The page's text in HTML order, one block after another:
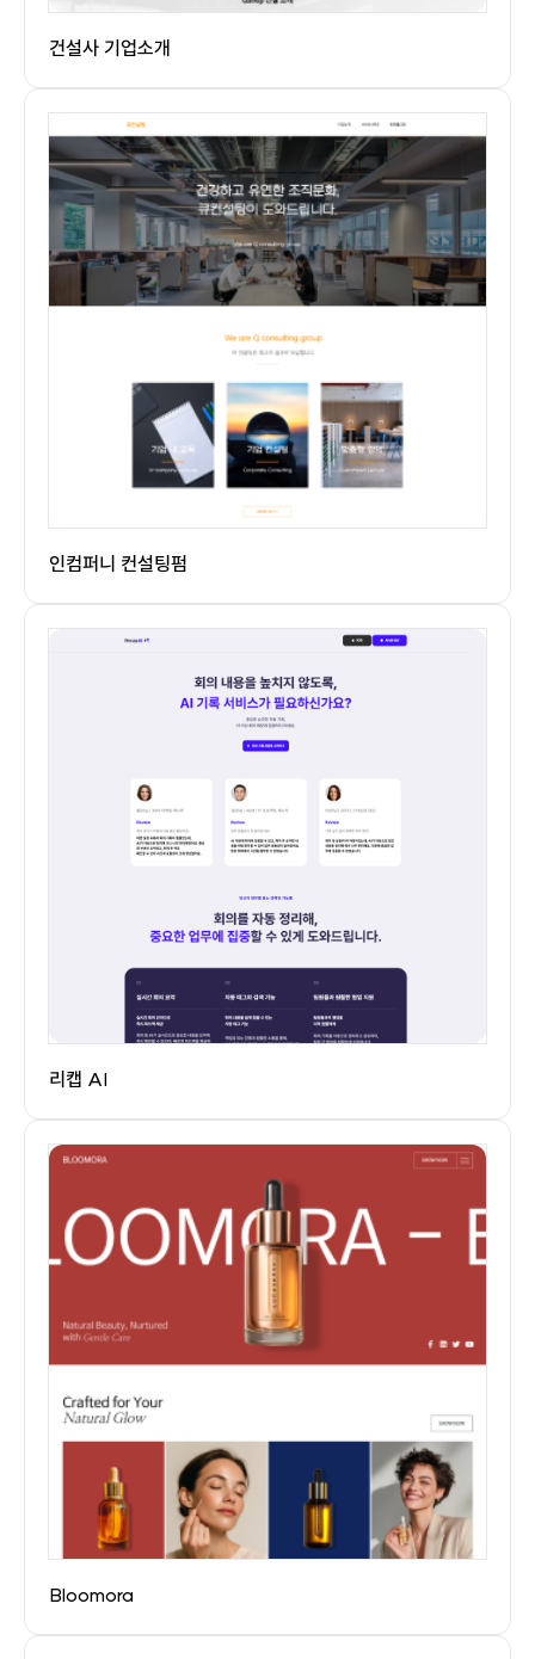
건설사 기업소개
인컴퍼니 컨설팅펌
리캡 AI
Bloomora